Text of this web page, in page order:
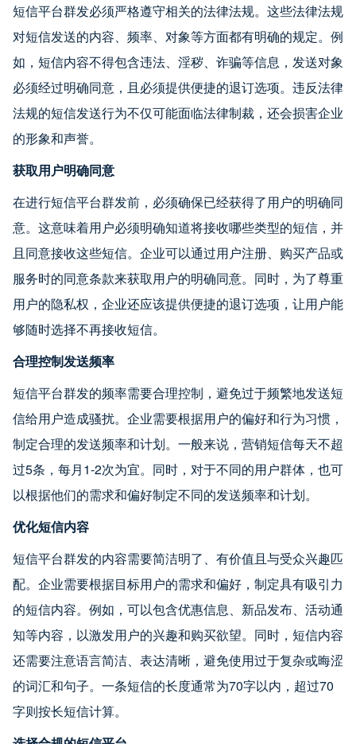
短信平台群发必须严格遵守相关的法律法规。这些法律法规
对短信发送的内容、频率、对象等方面都有明确的规定。例
如，短信内容不得包含违法、淫秽、诈骗等信息，发送对象
必须经过明确同意，且必须提供便捷的退订选项。违反法律
法规的短信发送行为不仅可能面临法律制裁，还会损害企业
的形象和声誉。
获取用户明确同意
在进行短信平台群发前，必须确保已经获得了用户的明确同
意。这意味着用户必须明确知道将接收哪些类型的短信，并
且同意接收这些短信。企业可以通过用户注册、购买产品或
服务时的同意条款来获取用户的明确同意。同时，为了尊重
用户的隐私权，企业还应该提供便捷的退订选项，让用户能
够随时选择不再接收短信。
合理控制发送频率
短信平台群发的频率需要合理控制，避免过于频繁地发送短
信给用户造成骚扰。企业需要根据用户的偏好和行为习惯，
制定合理的发送频率和计划。一般来说，营销短信每天不超
过5条，每月1-2次为宜。同时，对于不同的用户群体，也可
以根据他们的需求和偏好制定不同的发送频率和计划。
优化短信内容
短信平台群发的内容需要简洁明了、有价值且与受众兴趣匹
配。企业需要根据目标用户的需求和偏好，制定具有吸引力
的短信内容。例如，可以包含优惠信息、新品发布、活动通
知等内容，以激发用户的兴趣和购买欲望。同时，短信内容
还需要注意语言简洁、表达清晰，避免使用过于复杂或晦涩
的词汇和句子。一条短信的长度通常为70字以内，超过70
字则按长短信计算。